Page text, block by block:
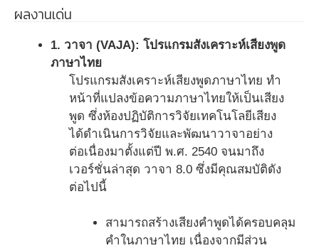
ผลงานเด่น
1. วาจา (VAJA): โปรแกรมสังเคราะห์เสียงพูด
ภาษาไทย
โปรแกรมสังเคราะห์เสียงพูดภาษาไทย ทำ
หน้าที่แปลงข้อความภาษาไทยให้เป็นเสียง
พูด ซึ่งห้องปฏิบัติการวิจัยเทคโนโลยีเสียง
ได้ดำเนินการวิจัยและพัฒนาวาจาอย่าง
ต่อเนื่องมาตั้งแต่ปี พ.ศ. 2540 จนมาถึง
เวอร์ชั่นล่าสุด วาจา 8.0 ซึ่งมีคุณสมบัติดัง
ต่อไปนี้
สามารถสร้างเสียงคำพูดได้ครอบคลุม
คำในภาษาไทย เนื่องจากมีส่วน